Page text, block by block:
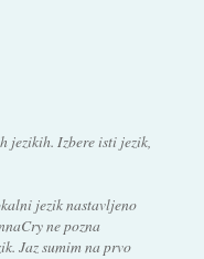
jezikih. Izbere isti jezik,
jezik nastavljeno
ne pozna
Jaz sumim na prvo